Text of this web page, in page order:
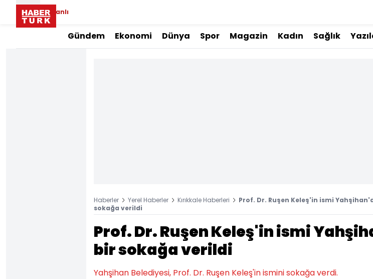
Canlı
Gündem Ekonomi Dünya Spor Magazin Kadın Sağlık
Haberler Yerel Haberler Kırıkkale Haberleri
Prof. Dr. Ruşen Keleş'in ismi
sokağa verildi
Prof. Dr. Ruşen Keleş'in ismi
bir sokağa verildi
Yahşihan Belediyesi, Prof. Dr. Ruşen Keleş'in ismini sokağa verdi.